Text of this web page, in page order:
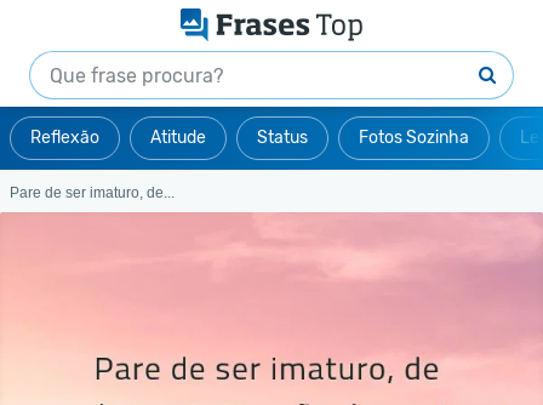
Reflexão Atitude Status Fotos Sozinha
Pare de ser imaturo, de...